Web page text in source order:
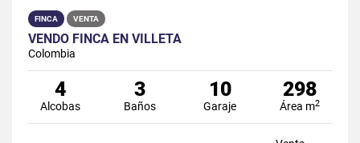
FINCA VENTA
VENDO FINCA EN VILLETA
Colombia
4
Alcobas
3
Baños
10
Garaje
298
Área m2